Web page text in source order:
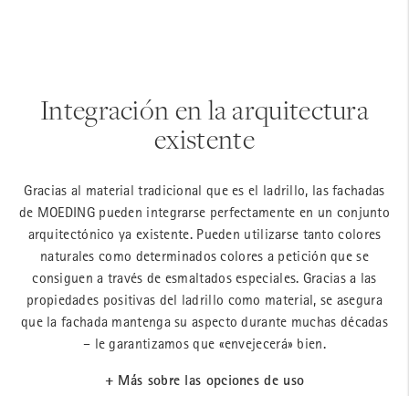
Integración en la arquitectura
existente
Gracias al material tradicional que es el ladrillo, las fachadas
de MOEDING pueden integrarse perfectamente en un conjunto
arquitectónico ya existente. Pueden utilizarse tanto colores
naturales como determinados colores a petición que se
consiguen a través de esmaltados especiales. Gracias a las
propiedades positivas del ladrillo como material, se asegura
que la fachada mantenga su aspecto durante muchas décadas
– le garantizamos que «envejecerá» bien.
+ Más sobre las opciones de uso